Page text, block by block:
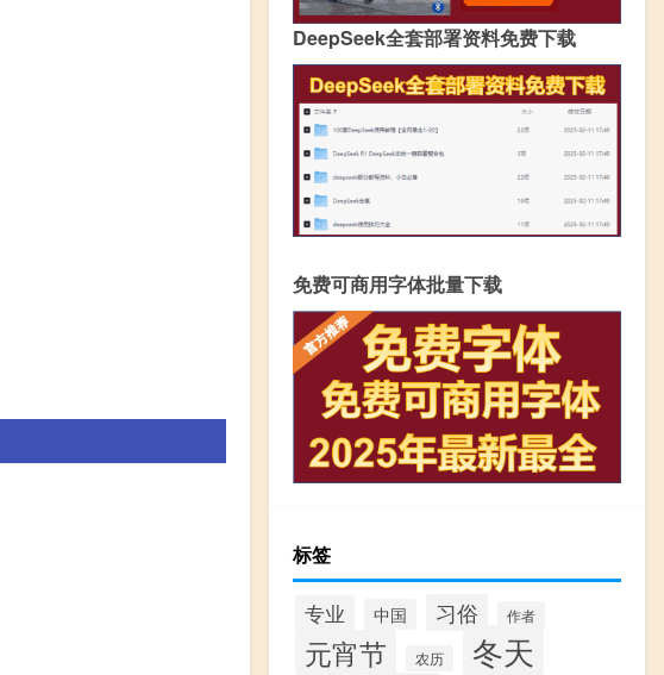
DeepSeek全套部署资料免费下载
免费可商用字体批量下载
标签
专业 中国 习俗 作者
元宵节 农历 冬天